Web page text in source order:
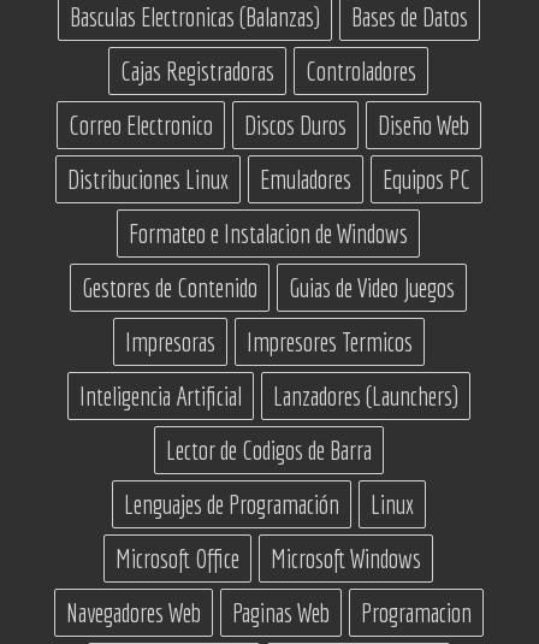
Basculas Electronicas (Balanzas)
Bases de Datos
Cajas Registradoras
Controladores
Correo Electronico
Discos Duros
Diseño Web
Distribuciones Linux
Emuladores
Equipos PC
Formateo e Instalacion de Windows
Gestores de Contenido
Guias de Video Juegos
Impresoras
Impresores Termicos
Inteligencia Artificial
Lanzadores (Launchers)
Lector de Codigos de Barra
Lenguajes de Programación
Linux
Microsoft Office
Microsoft Windows
Navegadores Web
Paginas Web
Programacion